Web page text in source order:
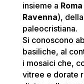
insieme a Roma
Ravenna),
paleocristiana.
Si conoscono
basiliche, al
i mosaici che,
vitree e dorate